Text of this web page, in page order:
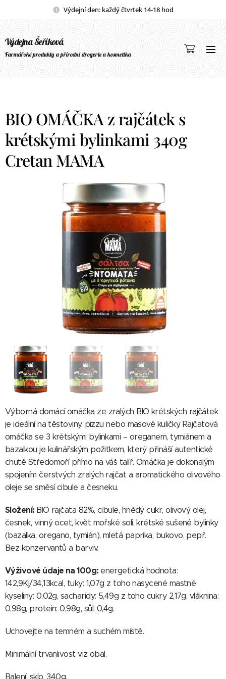
Výdejní den: každý čtvrtek 14-18 hod
Výdejna Šeříková
Farmářské produkty a přírodní drogerie a kosmetika
BIO OMÁČKA z rajčátek s
krétskými bylinkami 340g
Cretan MAMA
Výborná domácí omáčka ze zralých BIO krétských rajčátek
je ideální na těstoviny, pizzu nebo masové kuličky. Rajčatová
omáčka se 3 krétskými bylinkami – oreganem, tymiánem a
bazalkou je kulinářským požitkem, který přináší autentické
chutě Středomoří přímo na váš talíř. Omáčka je dokonalým
spojením čerstvých zralých rajčat a aromatického olivového
oleje se směsí cibule a česneku.
Složení: BIO rajčata 82%, cibule, hnědý cukr, olivový olej,
česnek, vinný ocet, květ mořské soli, krétské sušené bylinky
(bazalka, oregano, tymián), mletá paprika, bukovo, pepř.
Bez konzervantů a barviv.
Výživové údaje na 100g: energetická hodnota:
142,9Kj/34,13kcal, tuky: 1,07g z toho nasycené mastné
kyseliny: 0,02g, sacharidy: 5,49g z toho cukry 2,17g, vláknina:
0,98g, protein: 0,98g, sůl: 0,4g.
Uchovejte na temném a suchém místě.
Minimální trvanlivost viz obal.
Balení: sklo, 340g.